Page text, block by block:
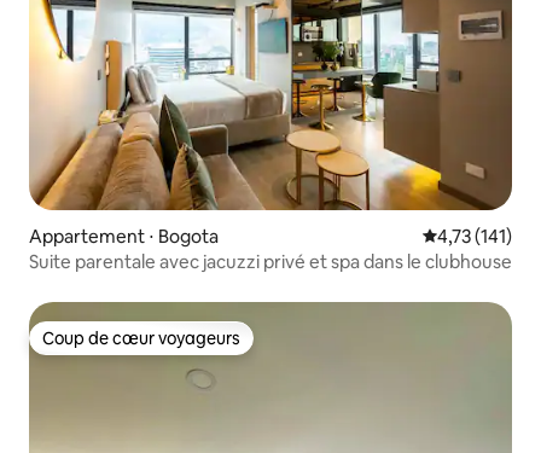
Appartement ⋅ Bogota Évaluation
4,73 (141)
Suite parentale avec jacuzzi privé et spa dans le clubhouse
Coup de cœur voyageurs
Coup de cœur voyageurs